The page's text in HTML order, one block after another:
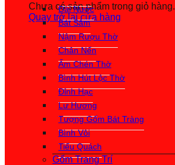
Chưa có sản phẩm trong giỏ hàng.
Quay trở lại cửa hàng
Đài Nước
Bát Sâm
Nậm Rượu Thờ
Chân Nến
Ấm Chén Thờ
Bình Hút Lộc Thờ
Đỉnh Hạc
Lư Hương
Tượng Gốm Bát Tràng
Bình Vôi
Tiểu Quách
Gốm Trang Trí